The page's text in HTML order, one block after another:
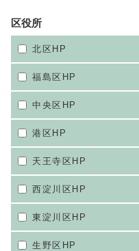
区役所
北区HP
福島区HP
中央区HP
港区HP
天王寺区HP
西淀川区HP
東淀川区HP
生野区HP